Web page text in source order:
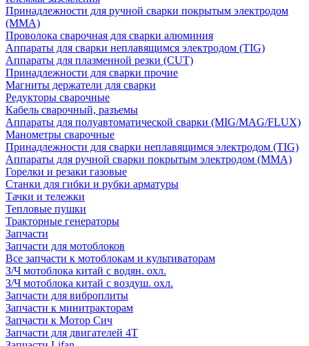
Принадлежности для ручной сварки покрытым электродом
(MMA)
Проволока сварочная для сварки алюминия
Аппараты для сварки неплавящимся электродом (TIG)
Аппараты для плазменной резки (CUT)
Принадлежности для сварки прочие
Магниты держатели для сварки
Редукторы сварочные
Кабель сварочный, разъемы
Аппараты для полуавтоматической сварки (MIG/MAG/FLUX)
Манометры сварочные
Принадлежности для сварки неплавящимся электродом (TIG)
Аппараты для ручной сварки покрытым электродом (MMA)
Горелки и резаки газовые
Станки для гибки и рубки арматуры
Тачки и тележки
Тепловые пушки
Тракторные генераторы
Запчасти
Запчасти для мотоблоков
Все запчасти к мотоблокам и культиваторам
З/Ч мотоблока китай с водян. охл.
З/Ч мотоблока китай с воздуш. охл.
Запчасти для виброплиты
Запчасти к минитракторам
Запчасти к Мотор Сич
Запчасти для двигателей 4Т